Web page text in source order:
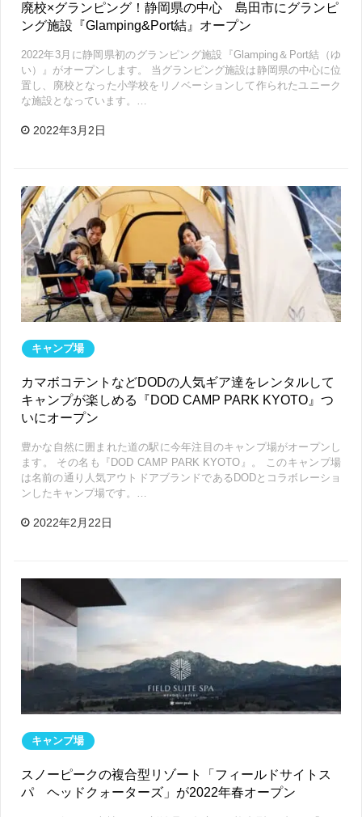
廃校×グランピング！静岡県の中心 島田市にグランピ
ング施設『Glamping&Port結』オープン
2022年3月に静岡県初のグランピング施設『Glamping＆Port結（ゆ
い）』がオープンします。 当グランピング施設は静岡県の中心に位
置し、廃校となった小学校をリノベーションして作られたユニーク
な施設となっています。…
2022年3月2日
キャンプ場
カマボコテントなどDODの人気ギア達をレンタルして
キャンプが楽しめる『DOD CAMP PARK KYOTO』つ
いにオープン
豊かな自然に囲まれた道の駅に今年注目のキャンプ場がオープンし
ます。 その名も『DOD CAMP PARK KYOTO』。 このキャンプ場
は名前の通り人気アウトドアブランドであるDODとコラボレーショ
ンしたキャンプ場です。…
2022年2月22日
キャンプ場
スノーピークの複合型リゾート「フィールドサイトス
パ ヘッドクォーターズ」が2022年春オープン